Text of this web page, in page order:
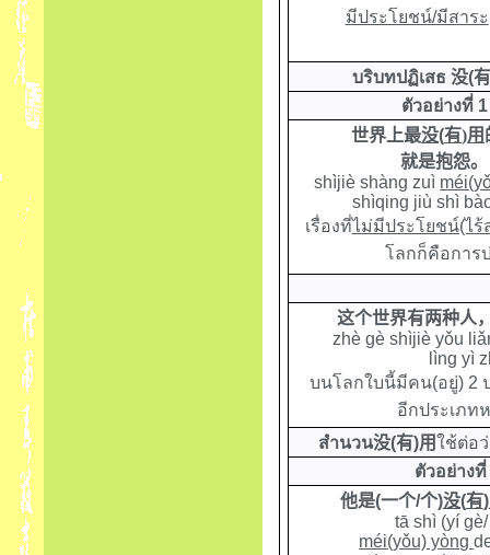
มีประโยชน์/มีสาระ
บริบทปฏิเสธ没(
ตัวอย่างที่ 1
世界上最没(有)用
就是抱怨。
shìjiè shàng zuì
shìqing jiù shì
เรื่องที่ไม่มีประโยชน์(ไร้
โลกก็คือการ
这个世界有两种人
zhè gè shìjiè yǒu
lìng yì
บนโลกใบนี้มีคน(อยู่) 2
อีกประเภท
สำนวน没(有)用ใช้ต่อ
ตัวอย่างที่
他是(一个/个)没(有)
tā shì (yí
méi(yǒu) yòng